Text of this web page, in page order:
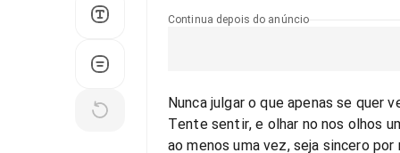
Continua depois do anúncio
Nunca julgar o que apenas se quer
Tente sentir, e olhar no nos olhos
ao menos uma vez, seja sincero por